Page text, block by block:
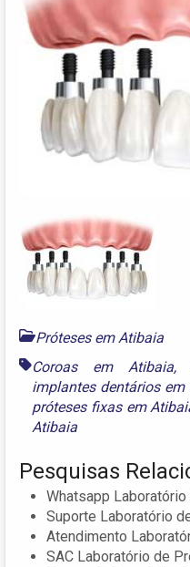
Próteses em Atibaia
Coroas em Atibaia,
implantes dentários em
próteses fixas em
Atibaia
Pesquisas
Whatsapp
Suporte Laboratório
Atendimento
SAC Laboratório de